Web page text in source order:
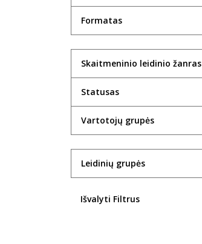
Formatas
Skaitmeninio leidinio žanras
Statusas
Vartotojų grupės
Leidinių grupės
Išvalyti Filtrus